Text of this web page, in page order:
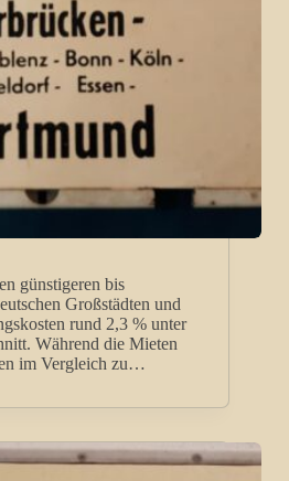
günstigeren bis
Großstädten und
rund 2,3 % unter
Während die Mieten
im Vergleich zu…